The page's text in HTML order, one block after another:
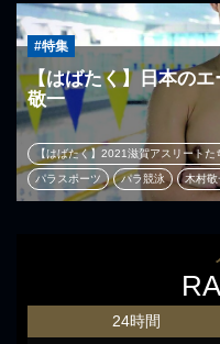
#特集
【はばたく】日本の
敬一
【はばたく】2021滋賀アスリート
パラスポーツ パラ競泳 木村敬
24時間